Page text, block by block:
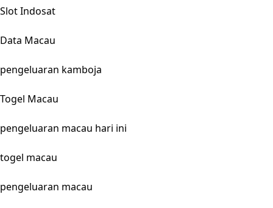
Slot Indosat
Data Macau
pengeluaran kamboja
Togel Macau
pengeluaran macau hari ini
togel macau
pengeluaran macau